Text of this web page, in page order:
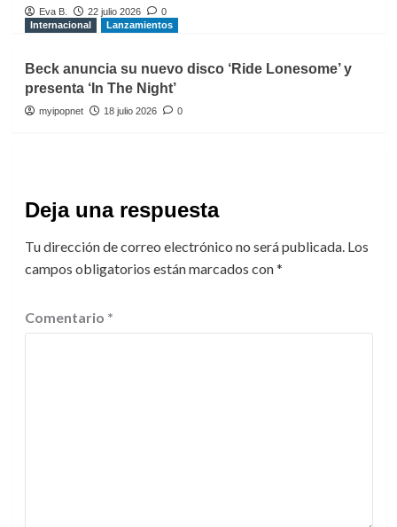
Eva B. 22 julio 2026
0
Internacional
Lanzamientos
Beck anuncia su nuevo disco ‘Ride Lonesome’ y
presenta ‘In The Night’
myipopnet 18 julio 2026 0
Deja una respuesta
Tu dirección de correo electrónico no será publicada. Los
campos obligatorios están marcados con*
Comentario *